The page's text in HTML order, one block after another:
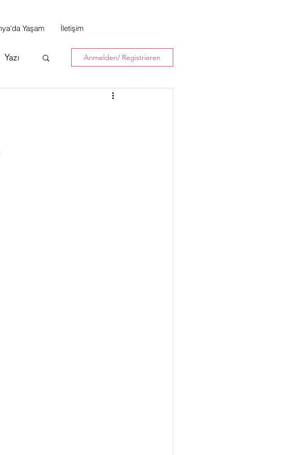
Yaşam İletişim
Yazı Anmelden/ Registrieren